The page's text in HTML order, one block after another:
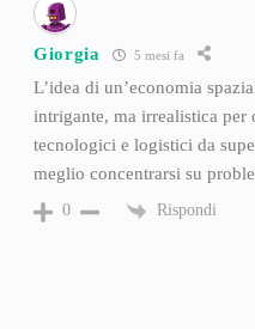
Giorgia 5 mesi fa
L’idea di un’economia
intrigante, ma irrealistica per
tecnologici e logistici da
meglio concentrarsi su
0 Rispondi